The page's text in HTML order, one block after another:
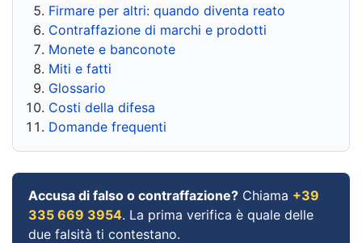
Firmare per altri: quando diventa reato
Contraffazione di marchi e prodotti
Monete e banconote
Miti e fatti
Glossario
Costi della difesa
Domande frequenti
Accusa di falso o contraffazione? Chiama +39
335 669 3954. La prima verifica è quale delle
due falsità ti contestano.